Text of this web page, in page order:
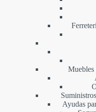
Muebles
Ayudas